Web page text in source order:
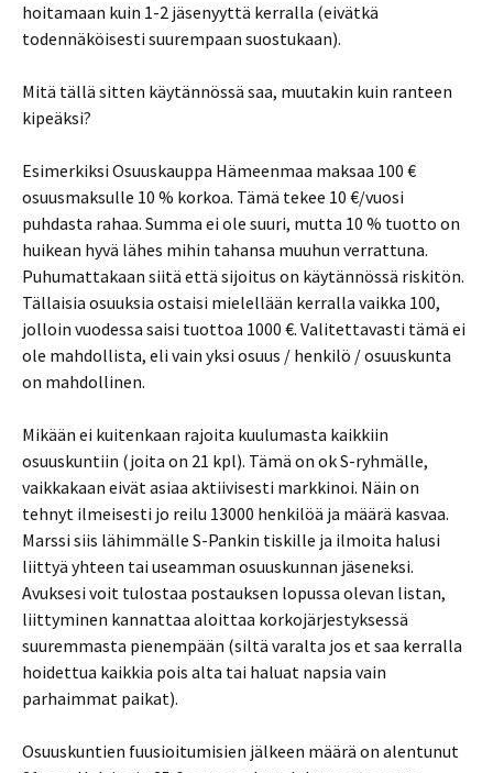
hoitamaan kuin 1-2 jäsenyyttä kerralla (eivätkä
todennäköisesti suurempaan suostukaan).
Mitä tällä sitten käytännössä saa, muutakin kuin ranteen
kipeäksi?
Esimerkiksi Osuuskauppa Hämeenmaa maksaa 100 €
osuusmaksulle 10 % korkoa. Tämä tekee 10 €/vuosi
puhdasta rahaa. Summa ei ole suuri, mutta 10 % tuotto on
huikean hyvä lähes mihin tahansa muuhun verrattuna.
Puhumattakaan siitä että sijoitus on käytännössä riskitön.
Tällaisia osuuksia ostaisi mielellään kerralla vaikka 100,
jolloin vuodessa saisi tuottoa 1000 €. Valitettavasti tämä ei
ole mahdollista, eli vain yksi osuus / henkilö / osuuskunta
on mahdollinen.
Mikään ei kuitenkaan rajoita kuulumasta kaikkiin
osuuskuntiin (joita on 21 kpl). Tämä on ok S-ryhmälle,
vaikkakaan eivät asiaa aktiivisesti markkinoi. Näin on
tehnyt ilmeisesti jo reilu 13000 henkilöä ja määrä kasvaa.
Marssi siis lähimmälle S-Pankin tiskille ja ilmoita halusi
liittyä yhteen tai useamman osuuskunnan jäseneksi.
Avuksesi voit tulostaa postauksen lopussa olevan listan,
liittyminen kannattaa aloittaa korkojärjestyksessä
suuremmasta pienempään (siltä varalta jos et saa kerralla
hoidettua kaikkia pois alta tai haluat napsia vain
parhaimmat paikat).
Osuuskuntien fuusioitumisien jälkeen määrä on alentunut